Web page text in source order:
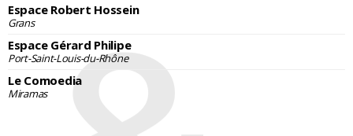
Espace Robert Hossein
Grans
Espace Gérard Philipe
Port-Saint-Louis-du-Rhône
Le Comoedia
Miramas